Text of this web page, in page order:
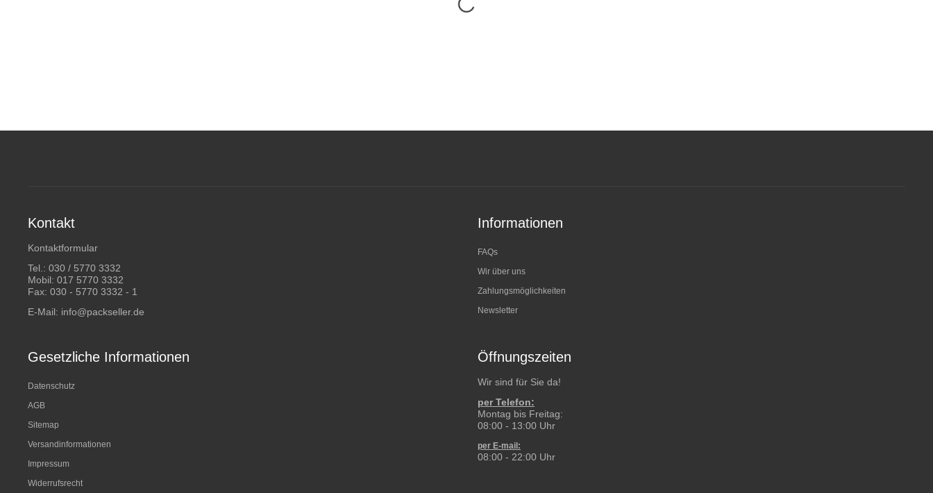
Kontakt
Kontaktformular
Tel.: 030 / 5770 3332
Mobil: 017 5770 3332
Fax: 030 - 5770 3332 - 1
E-Mail: info@packseller.de
Informationen
FAQs
Wir über uns
Zahlungsmöglichkeiten
Newsletter
Gesetzliche Informationen
Datenschutz
AGB
Sitemap
Versandinformationen
Impressum
Widerrufsrecht
Öffnungszeiten
Wir sind für Sie da!
per Telefon:
Montag bis Freitag:
08:00 - 13:00 Uhr
per E-mail:
08:00 - 22:00 Uhr